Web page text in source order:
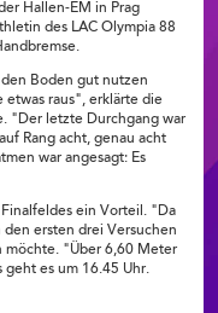
Hallen-EM in Prag
des LAC Olympia 88
Boden gut nutzen
etwas raus", erklärte die
"Der letzte Durchgang war
Rang acht, genau acht
war angesagt: Es
ein Vorteil. "Da
ersten drei Versuchen
möchte. "Über 6,60 Meter
geht es um 16.45 Uhr.